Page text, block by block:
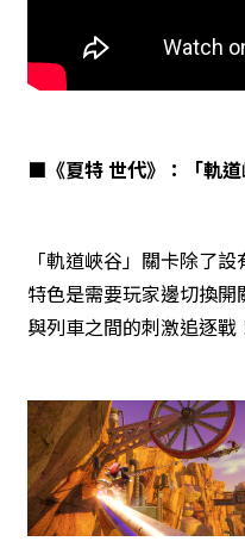
■《夏特 世代》：「軌
「軌道峽谷」關卡除了
特色是需要玩家邊切換
與列車之間的刺激追逐戰